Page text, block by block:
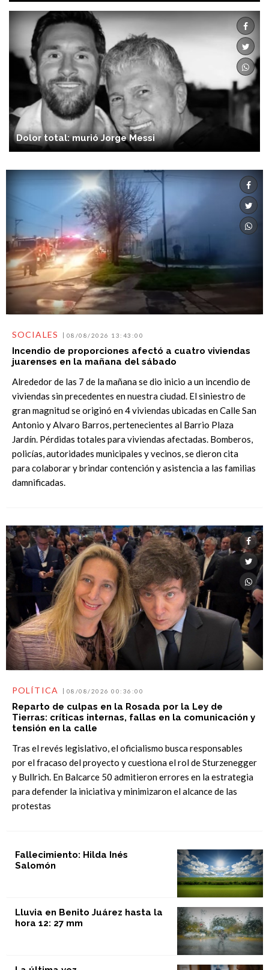
Dolor total: murió Jorge Messi
SOCIALES 08/08/2026 13:43:00
Incendio de proporciones afectó a cuatro viviendas
juarenses en la mañana del sábado
Alrededor de las 7 de la mañana se dio inicio a un incendio de
viviendas sin precedentes en nuestra ciudad. El siniestro de
gran magnitud se originó en 4 viviendas ubicadas en Calle San
Antonio y Alvaro Barros, pertenecientes al Barrio Plaza
Jardín. Pérdidas totales para viviendas afectadas. Bomberos,
policías, autoridades municipales y vecinos, se dieron cita
para colaborar y brindar contención y asistencia a las familias
damnificadas.
POLÍTICA 08/08/2026 00:36:00
Reparto de culpas en la Rosada por la Ley de
Tierras: críticas internas, fallas en la comunicación y
tensión en la calle
Tras el revés legislativo, el oficialismo busca responsables
por el fracaso del proyecto y cuestiona el rol de Sturzenegger
y Bullrich. En Balcarce 50 admitieron errores en la estrategia
para defender la iniciativa y minimizaron el alcance de las
protestas
Fallecimiento: Hilda Inés
Salomón
Lluvia en Benito Juárez hasta la
hora 12: 27 mm